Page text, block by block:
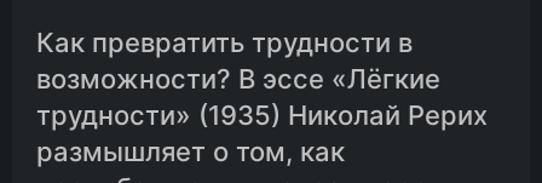
Как превратить трудности в
возможности? В эссе «Лёгкие
трудности» (1935) Николай Рерих
размышляет о том, как